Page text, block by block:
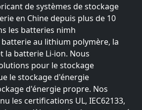
de systèmes de stockage
en Chine depuis plus de 10
les batteries nimh
au lithium polymère, la
la batterie Li-ion. Nous
pour le stockage
le stockage d'énergie
d'énergie propre. Nos
les certifications UL, IEC62133,